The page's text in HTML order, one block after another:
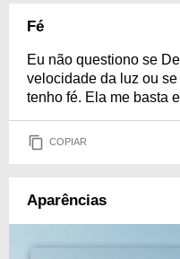
Fé
Eu não questiono se
velocidade da luz ou
tenho fé. Ela me basta
COPIAR
Aparências